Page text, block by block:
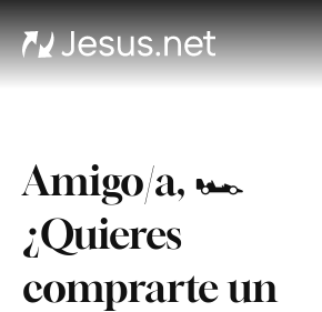
Amigo/a, 🏎
¿Quieres
comprarte un